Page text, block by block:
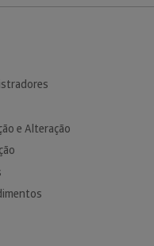
e Alteração